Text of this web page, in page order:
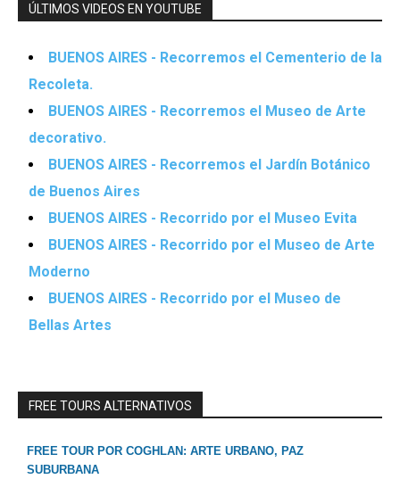
ÚLTIMOS VIDEOS EN YOUTUBE
BUENOS AIRES - Recorremos el Cementerio de la
Recoleta.
BUENOS AIRES - Recorremos el Museo de Arte
decorativo.
BUENOS AIRES - Recorremos el Jardín Botánico
de Buenos Aires
BUENOS AIRES - Recorrido por el Museo Evita
BUENOS AIRES - Recorrido por el Museo de Arte
Moderno
BUENOS AIRES - Recorrido por el Museo de
Bellas Artes
FREE TOURS ALTERNATIVOS
FREE TOUR POR COGHLAN: ARTE URBANO, PAZ
SUBURBANA